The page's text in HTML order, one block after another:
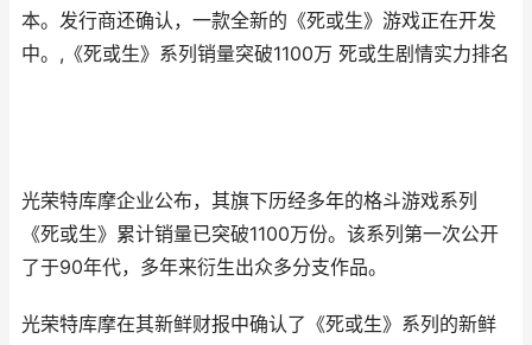
本。发行商还确认，一款全新的《死或生》游戏正在开发
中。,《死或生》系列销量突破1100万 死或生剧情实力排名
光荣特库摩企业公布，其旗下历经多年的格斗游戏系列
《死或生》累计销量已突破1100万份。该系列第一次公开
了于90年代，多年来衍生出众多分支作品。
光荣特库摩在其新鲜财报中确认了《死或生》系列的新鲜